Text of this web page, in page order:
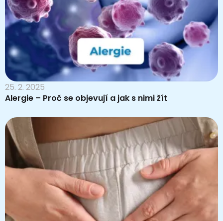
25. 2. 2025
Alergie – Proč se objevují a jak s nimi žít